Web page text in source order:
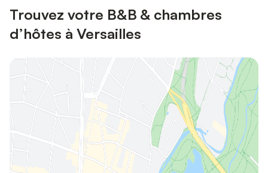
Trouvez votre B&B & chambres
d’hôtes à Versailles